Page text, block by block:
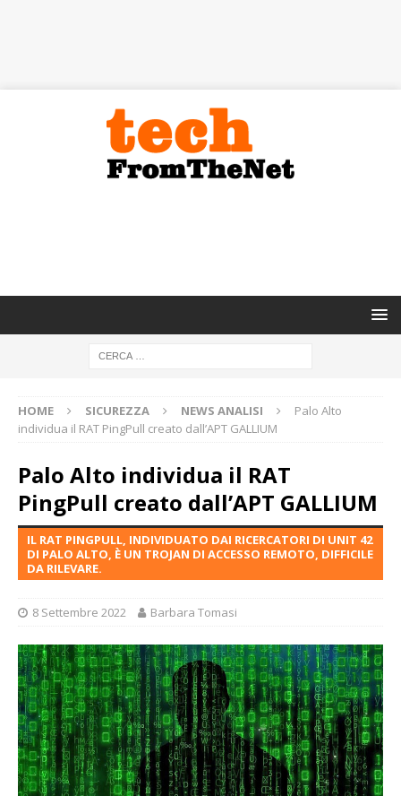
HOME SICUREZZA NEWS ANALISI
Palo Alto
individua il RAT PingPull creato dall’APT GALLIUM
Palo Alto individua il RAT
PingPull creato dall’APT GALLIUM
IL RAT PINGPULL, INDIVIDUATO DAI RICERCATORI DI UNIT 42
DI PALO ALTO, È UN TROJAN DI ACCESSO REMOTO, DIFFICILE
DA RILEVARE.
8 Settembre 2022 Barbara Tomasi